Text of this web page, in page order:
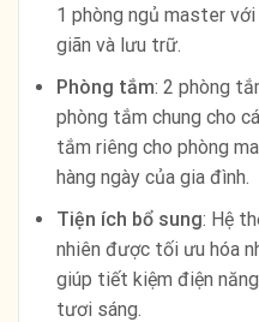
1 phòng ngủ master
giãn và lưu trữ.
Phòng tắm: 2 phòng
phòng tắm chung cho
tắm riêng cho phòng
hàng ngày của gia đình.
Tiện ích bổ sung: Hệ
nhiên được tối ưu hóa
giúp tiết kiệm điện
tươi sáng.